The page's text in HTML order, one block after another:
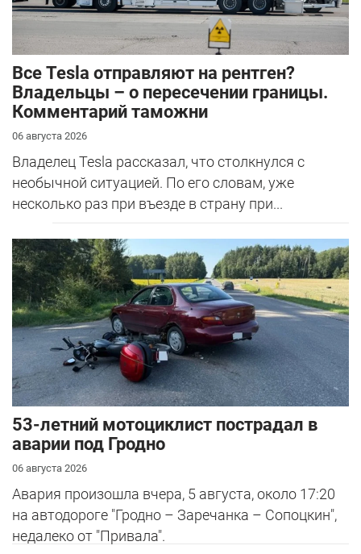
Все Tesla отправляют на рентген?
Владельцы – о пересечении границы.
Комментарий таможни
06 августа 2026
Владелец Tesla рассказал, что столкнулся с
необычной ситуацией. По его словам, уже
несколько раз при въезде в страну при...
53-летний мотоциклист пострадал в
аварии под Гродно
06 августа 2026
Авария произошла вчера, 5 августа, около 17:20
на автодороге "Гродно – Заречанка – Сопоцкин",
недалеко от "Привала".